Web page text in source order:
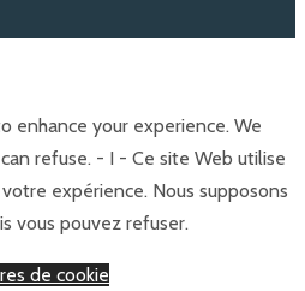
enhance your experience. We
refuse. - I - Ce site Web utilise
expérience. Nous supposons
vous pouvez refuser.
de cookie